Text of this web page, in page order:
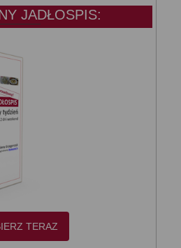
JADŁOSPIS:
TERAZ